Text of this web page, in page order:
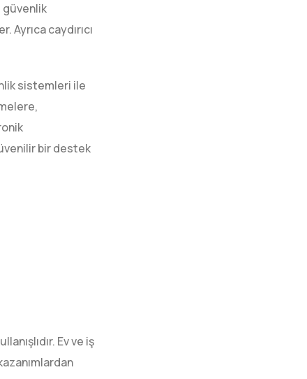
güvenlik
Ayrıca caydırıcı
sistemleri ile
bir destek
Ev ve iş